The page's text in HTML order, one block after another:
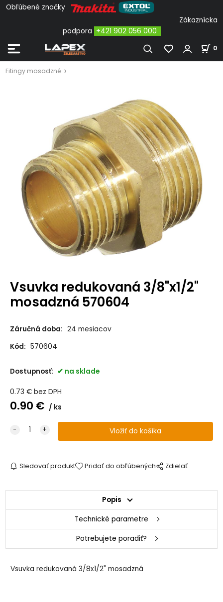
Obľúbené značky
Zákaznícka
podpora +421 902 056 000
0
Fitingy mosadzné
Vsuvka redukovaná 3/8"x1/2"
mosadzná 570604
Záručná doba: 24 mesiacov
Kód: 570604
Dostupnosť: na sklade
0.73 € bez DPH
0.90 € ks
Sledovať produkt Pridať do obľúbených Zdielať
Popis
Technické parametre
Potrebujete poradiť?
Vsuvka redukovaná 3/8x1/2" mosadzná